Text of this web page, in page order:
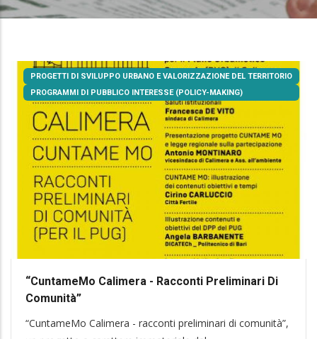
PROGETTI DI SVILUPPO URBANO E VALORIZZAZIONE DEL TERRITORIO
PROGRAMMI DI PUBBLICO INTERESSE (POLICY-MAKING)
“CuntameMo Calimera - Racconti Preliminari Di
Comunità”
“CuntameMo Calimera - racconti preliminari di comunità”,